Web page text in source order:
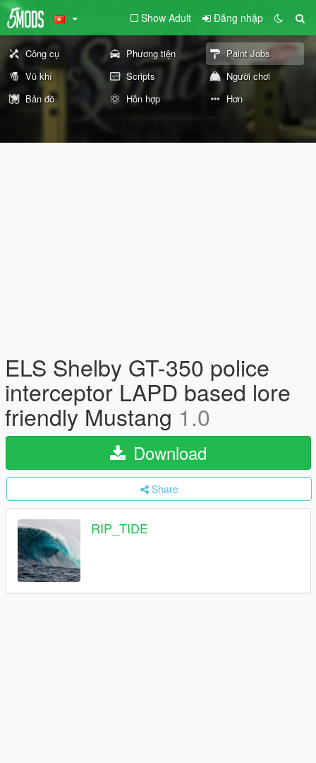
Show Adult Đăng nhập
Công cụ Phương tiện
Paint Jobs
Vũ khí
Scripts
Người chơi
Bản đồ
Hỗn hợp Hơn
ELS Shelby GT-350 police
interceptor LAPD based lore
friendly Mustang 1.0
Download
Share
RIP_TIDE